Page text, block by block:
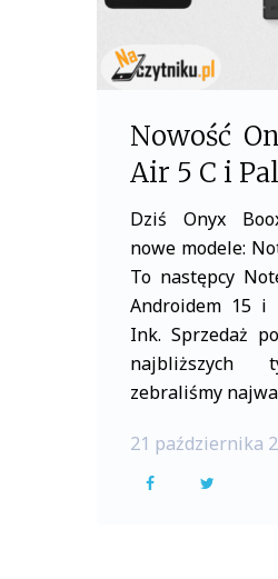
Nowość
Air 5 C i
Dziś Onyx
nowe modele:
To następcy
Androidem 15 i
Ink. Sprzedaż
zebraliśmy
21 października
F